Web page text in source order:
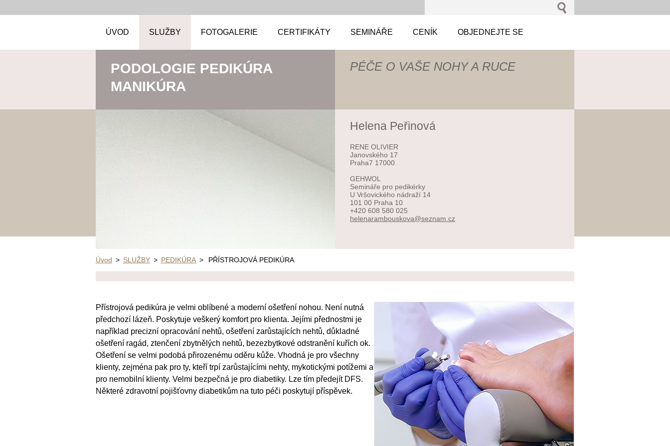
ÚVOD SLUŽBY FOTOGALERIE CERTIFIKÁTY SEMINÁŘE CENÍK OBJEDNEJTE SE
PODOLOGIE PEDIKÚRA
MANIKÚRA
PÉČE O VAŠE NOHY A RUCE
Helena Peřinová
RENE OLIVIER
Janovského 17
Praha7 17000
GEHWOL
Semináře pro pedikérky
U Vršovického nádraží 14
101 00 Praha 10
+420 608 580 025
helenarambouskova@seznam .cz
Úvod > SLUŽBY > PEDIKÚRA > PŘÍSTROJOVÁ PEDIKÚRA
Přístrojová pedikúra je velmi oblíbené a moderní ošetření nohou. Není nutná
předchozí lázeň. Poskytuje veškerý komfort pro klienta. Jejími přednostmi je
například precizní opracování nehtů, ošetření zarůstajících nehtů, důkladné
ošetření ragád, ztenčení zbytnělých nehtů, bezezbytkové odstranění kuřích ok.
Ošetření se velmi podobá přirozenému oděru kůže. Vhodná je pro všechny
klienty, zejména pak pro ty, kteří trpí zarůstajícími nehty, mykotickými potížemi a
pro nemobilní klienty. Velmi bezpečná je pro diabetiky. Lze tím předejít DFS.
Některé zdravotní pojišťovny diabetikům na tuto péči poskytují příspěvek.